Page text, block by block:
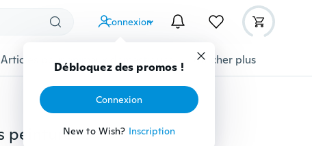
Connexion
Débloquez des promos !
Connexion
New to Wish? Inscription
Articles pour animaux domestiques Afficher plus
Bricolage artisanat superposition pochoirs pour murs peinture Scrapbooking estampage album de timbres décoratif gaufrage papier carte café modèle